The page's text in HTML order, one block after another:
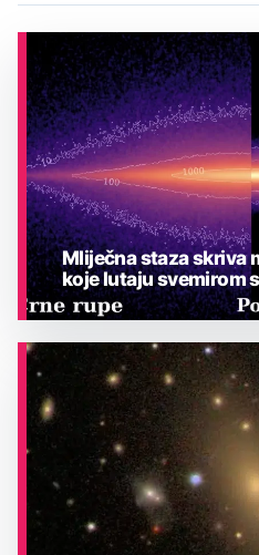
ASTRONOMIJA
Mliječna staza skriva
koje lutaju svemirom